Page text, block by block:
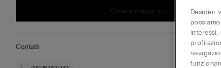
Ottieni indicazioni
Contatti
Desideri
interessi.